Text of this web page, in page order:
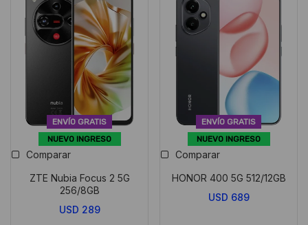
NUEVO INGRESO
ENVÍO GRATIS
Comparar
ZTE Nubia Focus 2 5G
256/8GB
USD 289
NUEVO INGRESO
ENVÍO GRATIS
Comparar
HONOR 400 5G 512/12GB
USD 689